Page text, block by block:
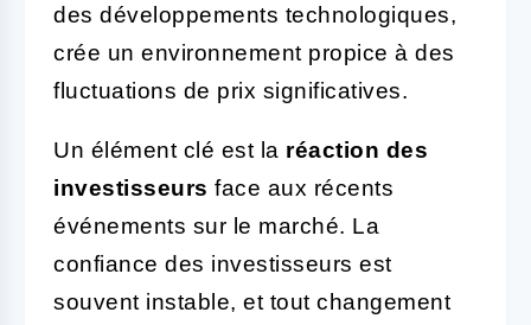
des développements technologiques,
crée un environnement propice à des
fluctuations de prix significatives.
Un élément clé est la réaction des
investisseurs face aux récents
événements sur le marché. La
confiance des investisseurs est
souvent instable, et tout changement